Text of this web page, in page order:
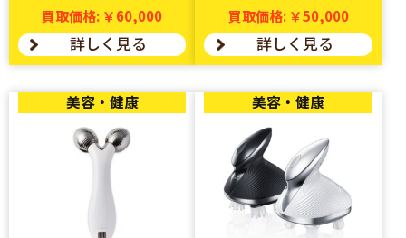
買取価格: ￥60,000
詳しく見る
買取価格: ￥50,000
詳しく見る
美容・健康 美容・健康